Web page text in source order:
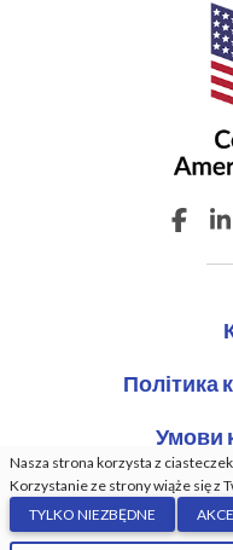
Політика
Умови
© Центр
Nasza strona korzysta z
Korzystanie ze strony wiąże się z
TYLKO NIEZBĘDNE